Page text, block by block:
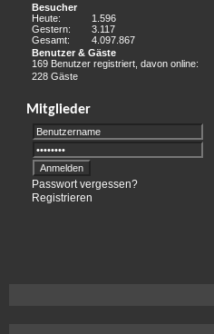
Besucher
Heute:
1.596
Gestern:
3.117
Gesamt:
4.097.867
Benutzer & Gäste
169 Benutzer registriert, davon online:
228 Gäste
Mitglieder
Passwort vergessen?
Registrieren